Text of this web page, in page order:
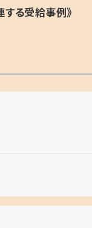
する受給事例》